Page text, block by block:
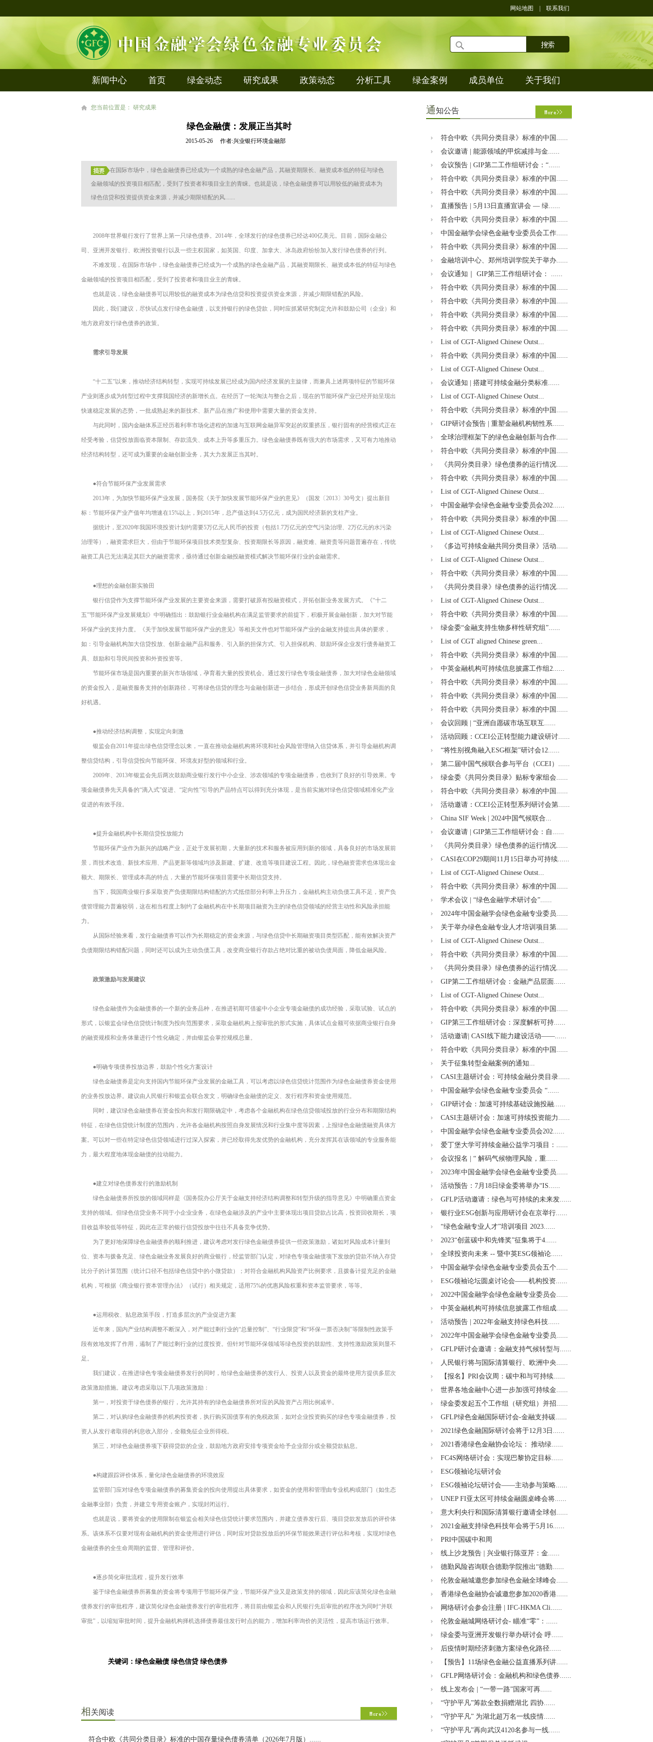
网站地图 联系我们
新闻中心 首页 绿金动态 研究成果 政策动态 分析工具 绿金案例 成员单位 关于我们
您当前位置是： 研究成果
绿色金融债：发展正当其时
2015-05-26 作者:兴业银行环境金融部
在国际市场中，绿色金融债券已经成为一个成熟的绿色金融产品，其融资期限长、融资成本低的特征与绿色
金融领域的投资项目相匹配，受到了投资者和项目业主的青睐。也就是说，绿色金融债券可以用较低的融资成本为
绿色信贷和投资提供资金来源，并减少期限错配的风.......
2008年世界银行发行了世界上第一只绿色债券。2014年，全球发行的绿色债券已经达400亿美元。目前，国际金融公
司、亚洲开发银行、欧洲投资银行以及一些主权国家，如英国、印度、加拿大、冰岛政府纷纷加入发行绿色债券的行列。
不难发现，在国际市场中，绿色金融债券已经成为一个成熟的绿色金融产品，其融资期限长、融资成本低的特征与绿色
金融领域的投资项目相匹配，受到了投资者和项目业主的青睐。
也就是说，绿色金融债券可以用较低的融资成本为绿色信贷和投资提供资金来源，并减少期限错配的风险。
因此，我们建议，尽快试点发行绿色金融债，以支持银行的绿色贷款，同时应抓紧研究制定允许和鼓励公司（企业）和
地方政府发行绿色债券的政策。
需求引导发展
“十二五”以来，推动经济结构转型，实现可持续发展已经成为国内经济发展的主旋律，而兼具上述两项特征的节能环保
产业则逐步成为转型过程中支撑我国经济的新增长点。在经历了一轮淘汰与整合之后，现在的节能环保产业已经开始呈现出
快速稳定发展的态势，一批成熟起来的新技术、新产品在推广和使用中需要大量的资金支持。
与此同时，国内金融体系正经历着利率市场化进程的加速与互联网金融异军突起的双重挤压，银行固有的经营模式正在
经受考验，信贷投放面临资本限制、存款流失、成本上升等多重压力。绿色金融债券既有强大的市场需求，又可有力地推动
经济结构转型，还可成为重要的金融创新业务，其大力发展正当其时。
●符合节能环保产业发展需求
2013年，为加快节能环保产业发展，国务院《关于加快发展节能环保产业的意见》（国发〔2013〕30号文）提出新目
标：节能环保产业产值年均增速在15%以上，到2015年，总产值达到4.5万亿元，成为国民经济新的支柱产业。
据统计，至2020年我国环境投资计划约需要5万亿元人民币的投资（包括1.7万亿元的空气污染治理、2万亿元的水污染
治理等），融资需求巨大，但由于节能环保项目技术类型复杂、投资期限长等原因，融资难、融资贵等问题普遍存在，传统
融资工具已无法满足其巨大的融资需求，亟待通过创新金融投融资模式解决节能环保行业的金融需求。
●理想的金融创新实验田
银行信贷作为支撑节能环保产业发展的主要资金来源，需要打破原有投融资模式，开拓创新业务发展方式。《“十二
五”节能环保产业发展规划》中明确指出：鼓励银行业金融机构在满足监管要求的前提下，积极开展金融创新，加大对节能
环保产业的支持力度。《关于加快发展节能环保产业的意见》等相关文件也对节能环保产业的金融支持提出具体的要求，
如：引导金融机构加大信贷投放、创新金融产品和服务、引入新的担保方式、引入担保机构、鼓励环保企业发行债务融资工
具、鼓励和引导民间投资和外资投资等。
节能环保市场是国内重要的新兴市场领域，孕育着大量的投资机会。通过发行绿色专项金融债券，加大对绿色金融领域
的资金投入，是融资服务支持的创新路径，可将绿色信贷的理念与金融创新进一步结合，形成开创绿色信贷业务新局面的良
好机遇。
●推动经济结构调整，实现定向刺激
银监会自2011年提出绿色信贷理念以来，一直在推动金融机构将环境和社会风险管理纳入信贷体系，并引导金融机构调
整信贷结构，引导信贷投向节能环保、环境友好型的领域和行业。
2009年、2013年银监会先后两次鼓励商业银行发行中小企业、涉农领域的专项金融债券，也收到了良好的引导效果。专
项金融债券先天具备的“滴入式”促进、“定向性”引导的产品特点可以得到充分体现，是当前实施对绿色信贷领域精准化产业
促进的有效手段。
●提升金融机构中长期信贷投放能力
节能环保产业作为新兴的战略产业，正处于发展初期，大量新的技术和服务被应用到新的领域，具备良好的市场发展前
景，而技术改造、新技术应用、产品更新等领域均涉及新建、扩建、改造等项目建设工程。因此，绿色融资需求也体现出金
额大、期限长、管理成本高的特点，大量的节能环保项目需要中长期信贷支持。
当下，我国商业银行多采取资产负债期限结构错配的方式抵偿部分利率上升压力，金融机构主动负债工具不足，资产负
债管理能力普遍较弱，这在相当程度上制约了金融机构在中长期项目融资为主的绿色信贷领域的经营主动性和风险承担能
力。
从国际经验来看，发行金融债券可以作为长期稳定的资金来源，与绿色信贷中长期融资项目类型匹配，能有效解决资产
负债期限结构错配问题，同时还可以成为主动负债工具，改变商业银行存款占绝对比重的被动负债局面，降低金融风险。
政策激励与发展建议
绿色金融债作为金融债券的一个新的业务品种，在推进初期可借鉴中小企业专项金融债的成功经验，采取试验、试点的
形式，以银监会绿色信贷统计制度为投向范围要求，采取金融机构上报审批的形式实施，具体试点金额可依据商业银行自身
的融资规模和业务体量进行个性化确定，并由银监会掌控规模总量。
●明确专项债券投放边界，鼓励个性化方案设计
绿色金融债券是定向支持国内节能环保产业发展的金融工具，可以考虑以绿色信贷统计范围作为绿色金融债券资金使用
的业务投放边界。建议由人民银行和银监会联合发文，明确绿色金融债的定义、发行程序和资金使用规范。
同时，建议绿色金融债券在资金投向和发行期限确定中，考虑各个金融机构在绿色信贷领域投放的行业分布和期限结构
特征，在绿色信贷统计制度的范围内，允许各金融机构按照自身发展情况和行业集中度等因素，上报绿色金融债融资具体方
案。可以对一些在特定绿色信贷领域进行过深入探索，并已经取得先发优势的金融机构，充分发挥其在该领域的专业服务能
力，最大程度地体现金融债的拉动能力。
●建立对绿色债券发行的激励机制
绿色金融债券所投放的领域同样是《国务院办公厅关于金融支持经济结构调整和转型升级的指导意见》中明确重点资金
支持的领域。但绿色信贷业务不同于小企业业务，在绿色金融涉及的产业中主要体现出项目贷款占比高，投资回收期长，项
目收益率较低等特征，因此在正常的银行信贷投放中往往不具备竞争优势。
为了更好地保障绿色金融债券的顺利推进，建议考虑对发行绿色金融债券提供一些政策激励，诸如对风险成本计量到
位、资本与拨备充足、绿色金融业务发展良好的商业银行，经监管部门认定，对绿色专项金融债项下发放的贷款不纳入存贷
比分子的计算范围（统计口径不包括绿色信贷中的小微贷款）；对符合金融机构风险资产比例要求，且拨备计提充足的金融
机构，可根据《商业银行资本管理办法》（试行）相关规定，适用75%的优惠风险权重和资本监管要求，等等。
●运用税收、贴息政策手段，打造多层次的产业促进方案
近年来，国内产业结构调整不断深入，对产能过剩行业的“总量控制”、“行业限贷”和“环保一票否决制”等限制性政策手
段有效地发挥了作用，遏制了产能过剩行业的过度投资。但针对节能环保领域等绿色投资的鼓励性、支持性激励政策则显不
足。
我们建议，在推进绿色专项金融债券发行的同时，给绿色金融债券的发行人、投资人以及资金的最终使用方提供多层次
政策激励措施。建议考虑采取以下几项政策激励：
第一，对投资于绿色债券的银行，允许其持有的绿色金融债券所对应的风险资产占用比例减半。
第二，对认购绿色金融债券的机构投资者，执行购买国债享有的免税政策，如对企业投资购买的绿色专项金融债券，投
资人从发行者取得的利息收入部分，全额免征企业所得税。
第三，对绿色金融债券项下获得贷款的企业，鼓励地方政府安排专项资金给予企业部分或全额贷款贴息。
●构建跟踪评价体系，量化绿色金融债券的环境效应
监管部门应对绿色专项金融债券的募集资金的投向使用提出具体要求，如资金的使用和管理由专业机构或部门（如生态
金融事业部）负责，并建立专用资金账户，实现封闭运行。
也就是说，要将资金的使用限制在银监会相关绿色信贷统计要求范围内，并建立债券发行后、项目贷款发放后的评价体
系。该体系不仅要对现有金融机构的资金使用进行评估，同时应对贷款投放后的环保节能效果进行评估和考核，实现对绿色
金融债券的全生命周期的监督、管理和评价。
●逐步简化审批流程，提升发行效率
鉴于绿色金融债券所募集的资金将专项用于节能环保产业，节能环保产业又是政策支持的领域，因此应该简化绿色金融
债券发行的审批程序，建议简化绿色金融债券发行的审批程序，将目前由银监会和人民银行先后审批的程序改为同时“并联
审批”，以缩短审批时间，提升金融机构择机选择债券最佳发行时点的能力，增加利率询价的灵活性，提高市场运行效率。
关键词：绿色金融债 绿色信贷 绿色债券
相关阅读
符合中欧《共同分类目录》标准的中国存量绿色债券清单（2026年7月版）......
通知公告
符合中欧《共同分类目录》标准的中国......
会议邀请 | 能源领域的甲烷减排与金......
会议预告 | GIP第二工作组研讨会：“......
符合中欧《共同分类目录》标准的中国......
符合中欧《共同分类目录》标准的中国......
直播预告 | 5月13日直播宣讲会 — 绿......
符合中欧《共同分类目录》标准的中国......
中国金融学会绿色金融专业委员会工作......
符合中欧《共同分类目录》标准的中国......
金融培训中心、郑州培训学院关于举办......
会议通知｜ GIP第三工作组研讨会： ......
符合中欧《共同分类目录》标准的中国......
符合中欧《共同分类目录》标准的中国......
符合中欧《共同分类目录》标准的中国......
符合中欧《共同分类目录》标准的中国......
List of CGT-Aligned Chinese Outst...
符合中欧《共同分类目录》标准的中国......
List of CGT-Aligned Chinese Outst...
会议通知 | 搭建可持续金融分类标准......
List of CGT-Aligned Chinese Outst...
符合中欧《共同分类目录》标准的中国......
GIP研讨会预告 | 重塑金融机构韧性系......
全球治理框架下的绿色金融创新与合作......
符合中欧《共同分类目录》标准的中国......
《共同分类目录》绿色债券的运行情况......
符合中欧《共同分类目录》标准的中国......
List of CGT-Aligned Chinese Outst...
中国金融学会绿色金融专业委员会202......
符合中欧《共同分类目录》标准的中国......
List of CGT-Aligned Chinese Outst...
《多边可持续金融共同分类目录》活动......
List of CGT-Aligned Chinese Outst...
符合中欧《共同分类目录》标准的中国......
《共同分类目录》绿色债券的运行情况......
List of CGT-Aligned Chinese Outst...
符合中欧《共同分类目录》标准的中国......
绿金委“金融支持生物多样性研究组”......
List of CGT aligned Chinese green...
符合中欧《共同分类目录》标准的中国......
中英金融机构可持续信息披露工作组2......
符合中欧《共同分类目录》标准的中国......
符合中欧《共同分类目录》标准的中国......
符合中欧《共同分类目录》标准的中国......
会议回顾 | “亚洲自愿碳市场互联互......
活动回顾：CCEI公正转型能力建设研讨......
“将性别视角融入ESG框架”研讨会12......
第二届中国气候联合参与平台（CCEI）......
绿金委《共同分类目录》贴标专家组会......
符合中欧《共同分类目录》标准的中国......
活动邀请：CCEI公正转型系列研讨会第......
China SIF Week | 2024中国气候联合...
会议邀请 | GIP第三工作组研讨会：自......
《共同分类目录》绿色债券的运行情况......
CASI在COP29期间11月15日举办可持续......
List of CGT-Aligned Chinese Outst...
符合中欧《共同分类目录》标准的中国......
学术会议 | “绿色金融学术研讨会”......
2024年中国金融学会绿色金融专业委员......
关于举办绿色金融专业人才培训项目第......
List of CGT-Aligned Chinese Outst...
符合中欧《共同分类目录》标准的中国......
《共同分类目录》绿色债券的运行情况......
GIP第二工作组研讨会：金融产品层面......
List of CGT-Aligned Chinese Outst...
符合中欧《共同分类目录》标准的中国......
GIP第三工作组研讨会：深度解析可持......
活动邀请| CASI线下能力建设活动——......
符合中欧《共同分类目录》标准的中国......
关于征集转型金融案例的通知...
CASI主题研讨会：可持续金融分类目录......
中国金融学会绿色金融专业委员会 “......
GIP研讨会：加速可持续基础设施投融......
CASI主题研讨会：加速可持续投资能力......
中国金融学会绿色金融专业委员会202......
爱丁堡大学可持续金融公益学习项目：......
会议报名 | “ 解码气候物理风险，重......
2023年中国金融学会绿色金融专业委员......
活动预告：7月18日绿金委将举办“IS......
GFLP活动邀请：绿色与可持续的未来发......
银行业ESG创新与应用研讨会在京举行......
“绿色金融专业人才”培训项目 2023......
2023“创蓝碳中和先锋奖”征集将于4......
全球投资向未来 -- 暨中英ESG领袖论......
中国金融学会绿色金融专业委员会五个......
ESG领袖论坛圆桌讨论会——机构投资......
2022中国金融学会绿色金融专业委员会......
中英金融机构可持续信息披露工作组成......
活动预告 | 2022年金融支持绿色科技......
2022年中国金融学会绿色金融专业委员......
GFLP研讨会邀请：金融支持气候转型与......
人民银行将与国际清算银行、欧洲中央......
【报名】PRI会议周：碳中和与可持续......
世界各地金融中心进一步加强可持续金......
绿金委发起五个工作组（研究组）并招......
GFLP绿色金融国际研讨会-金融支持碳......
2021绿色金融国际研讨会将于12月3日......
2021香港绿色金融协会论坛： 推动绿......
​FC4S网络研讨会：实现巴黎协定目标......
ESG领袖论坛研讨会
ESG领袖论坛研讨会——主动参与策略......
UNEP FI亚太区可持续金融圆桌峰会将......
意大利央行和国际清算银行邀请全球创......
2021金融支持绿色科技年会将于5月16......
PRI中国碳中和周
线上沙龙预告 | 兴业银行陈亚芹：金......
德勤风险咨询联合德勤学院推出“德勤......
伦敦金融城邀您参加绿色金融全球峰会......
香港绿色金融协会诚邀您参加2020香港......
网络研讨会参会注册 | IFC-HKMA Cli......
伦敦金融城网络研讨会- 瞄准“零”：......
绿金委与亚洲开发银行举办研讨会 呼......
后疫情时期经济刺激方案绿色化路径......
【预告】11场绿色金融公益直播系列讲......
GFLP网络研讨会：金融机构和绿色债券......
线上发布会 | “一带一路”国家可再......
“守护平凡”筹款全数捐赠湖北 四协......
“守护平凡” 为湖北超万名一线疫情......
“守护平凡”再向武汉4120名参与一线......